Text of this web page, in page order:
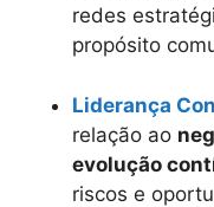
redes
propósito
Liderança
relação ao
evolução
riscos e